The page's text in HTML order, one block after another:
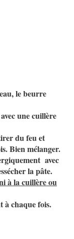
le beurre
une cuillère
du feu et
Bien mélanger.
avec
la pâte.
à la cuillère ou
à chaque fois.